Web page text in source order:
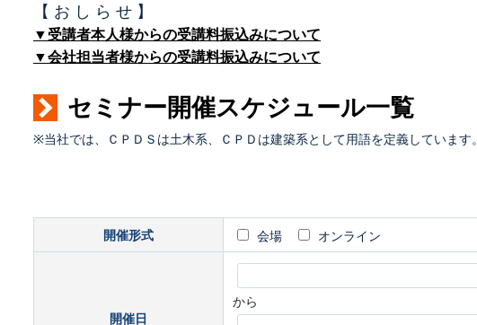
【 お し ら せ 】
▼受講者本人様からの受講料振込みについて
▼会社担当者様からの受講料振込みについて
セミナー開催スケジュール一覧
※当社では、ＣＰＤＳは土木系、ＣＰＤは建築系として用語を定義しています。
開催形式 会場 オンライン
開催日
から